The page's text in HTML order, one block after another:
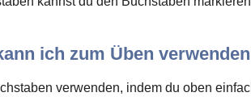
ich zum Üben
verwenden, indem du oben